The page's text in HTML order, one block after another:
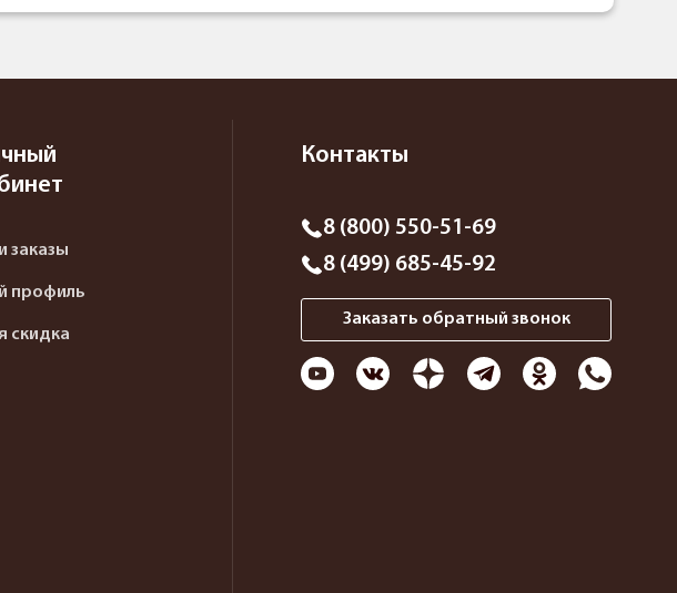
заказы
профиль
скидка
Контакты
8 (800) 550-51-69
8 (499) 685-45-92
Заказать обратный звонок